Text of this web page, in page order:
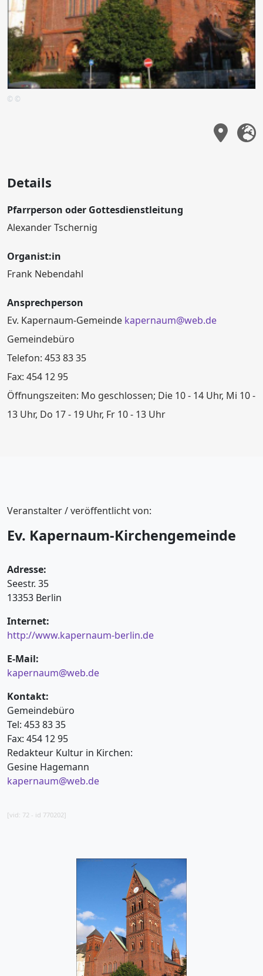
© ©
Details
Pfarrperson oder Gottesdienstleitung
Alexander Tschernig
Organist:in
Frank Nebendahl
Ansprechperson
Ev. Kapernaum-Gemeinde kapernaum@web.de
Gemeindebüro
Telefon: 453 83 35
Fax: 454 12 95
Öffnungszeiten: Mo geschlossen; Die 10 - 14 Uhr, Mi 10 -
13 Uhr, Do 17 - 19 Uhr, Fr 10 - 13 Uhr
Veranstalter / veröffentlicht von:
Ev. Kapernaum-Kirchengemeinde
Adresse:
Seestr. 35
13353 Berlin
Internet:
http://www.kapernaum-berlin.de
E-Mail:
kapernaum@web.de
Kontakt:
Gemeindebüro
Tel: 453 83 35
Fax: 454 12 95
Redakteur Kultur in Kirchen:
Gesine Hagemann
kapernaum@web.de
[vid: 72 - id 770202]